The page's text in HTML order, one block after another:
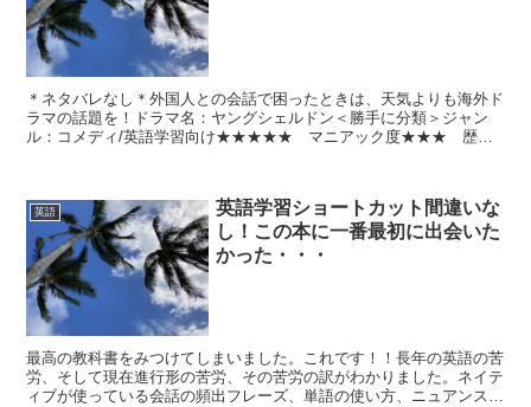
＊ネタバレなし＊外国人との会話で困ったときは、天気よりも海外ド
ラマの話題を！ドラマ名：ヤングシェルドン＜勝手に分類＞ジャン
ル：コメディ/英語学習向け★★★★★ マニアック度★★★ 歴史
英語
英語学習ショートカット間違いな
し！この本に一番最初に出会いた
かった・・・
最高の教科書をみつけてしまいました。これです！！長年の英語の苦
労、そして現在進行形の苦労、その苦労の訳がわかりました。ネイテ
ィブが使っている会話の頻出フレーズ、単語の使い方、ニュアンスが